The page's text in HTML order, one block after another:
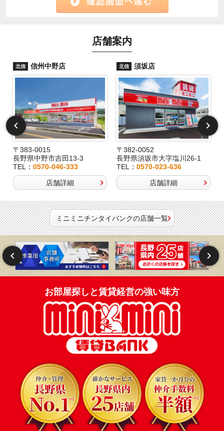
店舗案内
北信 信州中野店
〒383-0015
長野県中野市吉田13-3
TEL： 0570-046-333
店舗詳細
北信 須坂店
〒382-0052
長野県須坂市大字塩川26-1
TEL：0570-023-636
店舗詳細
ミニミニチンタイバンクの店舗一覧
お部屋探しと賃貸経営の強い味方